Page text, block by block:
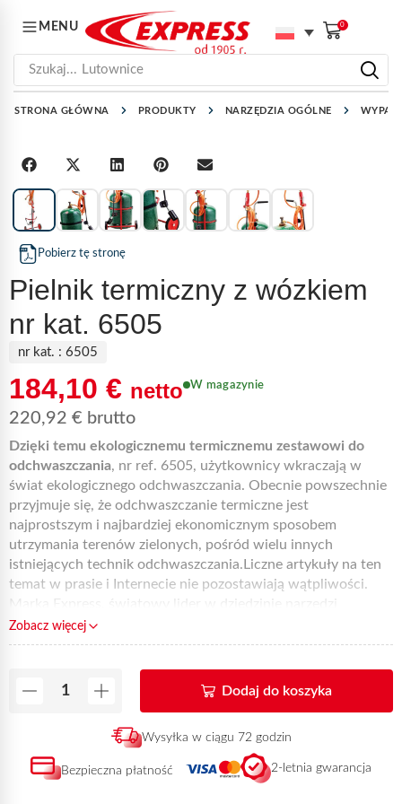
MENU 0
Szukaj... Lutownice
STRONA GŁÓWNA PRODUKTY NARZĘDZIA OGÓLNE
Pobierz tę stronę
Pielnik termiczny z wózkiem
nr kat. 6505
nr kat. : 6505
184,10 € netto
220,92 € brutto
W magazynie
Dzięki temu ekologicznemu termicznemu zestawowi do
odchwaszczania, nr ref. 6505, użytkownicy wkraczają w
świat ekologicznego odchwaszczania. Obecnie powszechnie
przyjmuje się, że odchwaszczanie termiczne jest
najprostszym i najbardziej ekonomicznym sposobem
utrzymania terenów zielonych, pośród wielu innych
istniejących technik odchwaszczania.Liczne artykuły na ten
temat w prasie i Internecie nie pozostawiają wątpliwości.
Marka Express, światowy lider w dziedzinie narzędzi
podgrzewanych od 1905 roku, z ponad 40-letnim
doświadczeniem w tej dziedzinie, musiała opracować
termicznego dla każdego. Niezależnie od tego, czy jesteś
osobą prywatną, czy władzą lokalną, przekonasz się, że ten
składa się ze stalowego palnika o mocy 50 kW z gardzielą
500 mm,
uchwytu spustowegonr ref. 650WR i
gumowego
o długości 4,75 metra. W połączeniu z ultralekkim
Zobacz więcej
Dodaj do koszyka
Wysyłka w ciągu 72 godzin
Bezpieczna płatność 2-letnia gwarancja